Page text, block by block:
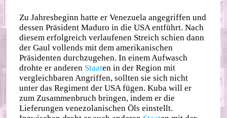
Zu Jahresbeginn hatte er Venezuela angegriffen und
dessen Präsident Maduro in die USA entführt. Nach
diesem erfolgreich verlaufenen Streich schien dann
der Gaul vollends mit dem amerikanischen
Präsidenten durchzugehen. In einem Aufwasch
drohte er anderen Staaten in der Region mit
vergleichbaren Angriffen, sollten sie sich nicht
unter das Regiment der USA fügen. Kuba will er
zum Zusammenbruch bringen, indem er die
Lieferungen venezolanischen Öls einstellt.